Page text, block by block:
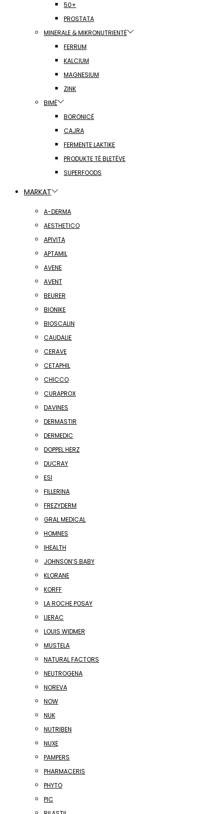
50+
PROSTATA
MINERALE & MIKRONUTRIENTË
FERRUM
KALCIUM
MAGNESIUM
ZINK
BIMË
BORONICË
CAJRA
FERMENTE LAKTIKE
PRODUKTE TË BLETËVE
SUPERFOODS
MARKAT
A-DERMA
AESTHETICO
APIVITA
APTAMIL
AVENE
AVENT
BEURER
BIONIKE
BIOSCALIN
CAUDALIE
CERAVE
CETAPHIL
CHICCO
CURAPROX
DAVINES
DERMASTIR
DERMEDIC
DOPPEL HERZ
DUCRAY
ESI
FILLERINA
FREZYDERM
GRAL MEDICAL
HOMNES
IHEALTH
JOHNSON’S BABY
KLORANE
KORFF
LA ROCHE POSAY
LIERAC
LOUIS WIDMER
MUSTELA
NATURAL FACTORS
NEUTROGENA
NOREVA
NOW
NUK
NUTRIBEN
NUXE
PAMPERS
PHARMACERIS
PHYTO
PIC